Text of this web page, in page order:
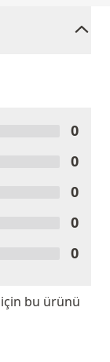
0
0
0
0
0
bu ürünü